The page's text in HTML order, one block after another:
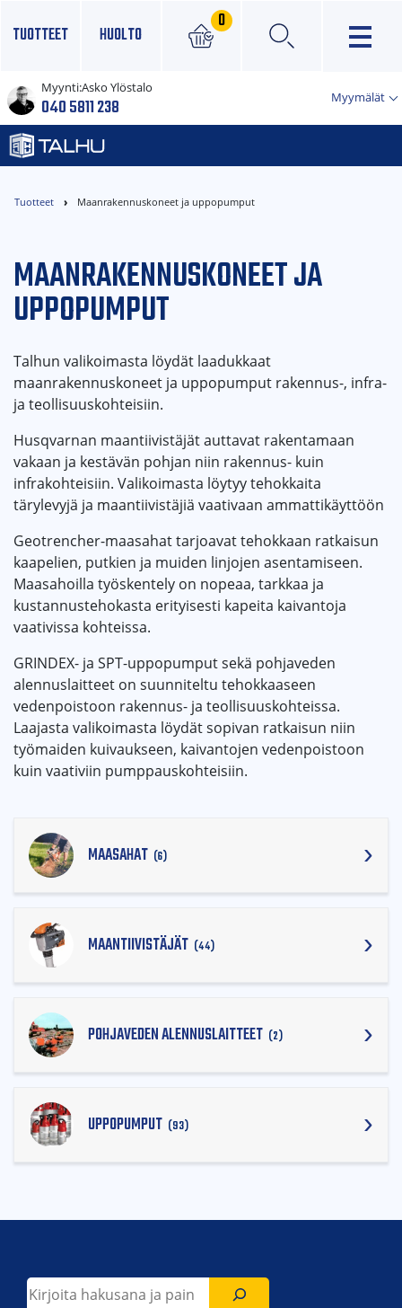
TUOTTEET HUOLTO
0
×
Myynti:Asko Ylöstalo
040 5811 238 Myymälät
Tuotteet Maanrakennuskoneet ja uppopumput
MAANRAKENNUSKONEET JA
UPPOPUMPUT
Talhun valikoimasta löydät laadukkaat
maanrakennuskoneet ja uppopumput rakennus-, infra-
ja teollisuuskohteisiin.
Husqvarnan maantiivistäjät auttavat rakentamaan
vakaan ja kestävän pohjan niin rakennus- kuin
infrakohteisiin. Valikoimasta löytyy tehokkaita
tärylevyjä ja maantiivistäjiä vaativaan ammattikäyttöön
Geotrencher-maasahat tarjoavat tehokkaan ratkaisun
kaapelien, putkien ja muiden linjojen asentamiseen.
Maasahoilla työskentely on nopeaa, tarkkaa ja
kustannustehokasta erityisesti kapeita kaivantoja
vaativissa kohteissa.
GRINDEX- ja SPT-uppopumput sekä pohjaveden
alennuslaitteet on suunniteltu tehokkaaseen
vedenpoistoon rakennus- ja teollisuuskohteissa.
Laajasta valikoimasta löydät sopivan ratkaisun niin
työmaiden kuivaukseen, kaivantojen vedenpoistoon
kuin vaativiin pumppauskohteisiin.
MAASAHAT (6)
MAANTIIVISTÄJÄT (44)
POHJAVEDEN ALENNUSLAITTEET (2)
UPPOPUMPUT (93)
Etsi